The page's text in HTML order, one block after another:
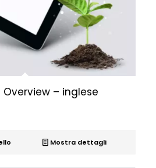
– inglese
Mostra dettagli